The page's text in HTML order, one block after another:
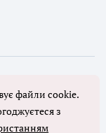
порталу,
лише з
файли cookie.
з